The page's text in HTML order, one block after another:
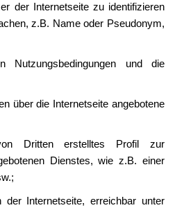
der Internetseite zu identifizieren
z.B. Name oder Pseudonym,
Nutzungsbedingungen und die
über die Internetseite angebotene
Dritten erstelltes Profil zur
Dienstes, wie z.B. einer
der Internetseite, erreichbar unter